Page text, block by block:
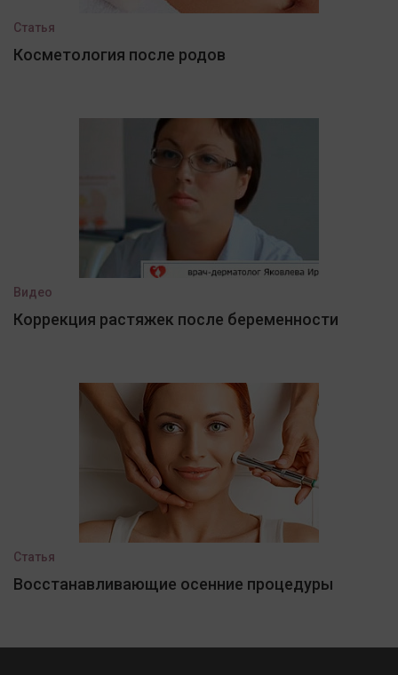
Статья
Косметология после родов
Видео
Коррекция растяжек после беременности
Статья
Восстанавливающие осенние процедуры